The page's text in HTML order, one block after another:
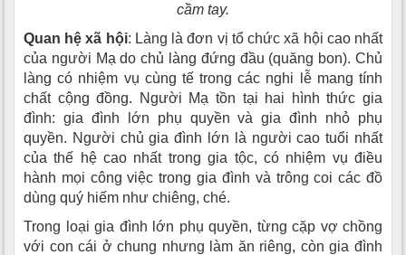
cầm tay.
Quan hệ xã hội: Làng là đơn vị tổ chức xã hội cao nhất
của người Mạ do chủ làng đứng đầu (quăng bon). Chủ
làng có nhiệm vụ cùng tế trong các nghi lễ mang tính
chất cộng đồng. Người Mạ tồn tại hai hình thức gia
đình: gia đình lớn phụ quyền và gia đình nhỏ phụ
quyền. Người chủ gia đình lớn là người cao tuổi nhất
của thế hệ cao nhất trong gia tộc, có nhiệm vụ điều
hành mọi công việc trong gia đình và trông coi các đồ
dùng quý hiếm như chiêng, ché.
Trong loại gia đình lớn phụ quyền, từng cặp vợ chồng
với con cái ở chung nhưng làm ăn riêng, còn gia đình